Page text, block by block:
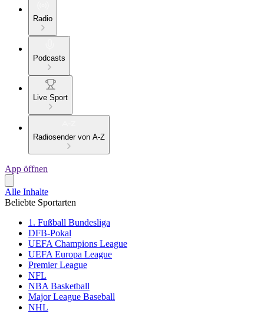
Radio
Podcasts
Live Sport
Radiosender von A-Z
App öffnen
Alle Inhalte
Beliebte Sportarten
1. Fußball Bundesliga
DFB-Pokal
UEFA Champions League
UEFA Europa League
Premier League
NFL
NBA Basketball
Major League Baseball
NHL